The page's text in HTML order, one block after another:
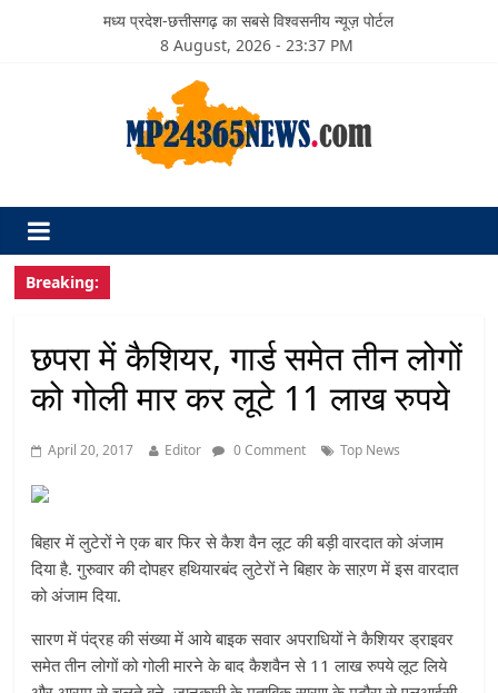
मध्य प्रदेश-छत्तीसगढ़ का सबसे विश्वसनीय न्यूज़ पोर्टल
8 August, 2026 - 23:37 PM
Breaking:
छपरा में कैशियर, गार्ड समेत तीन लोगों
को गोली मार कर लूटे 11 लाख रुपये
April 20, 2017 Editor 0 Comment Top News
बिहार में लुटेरों ने एक बार फिर से कैश वैन लूट की बड़ी वारदात को अंजाम
दिया है. गुरुवार की दोपहर हथियारबंद लुटेरों ने बिहार के साऱण में इस वारदात
को अंजाम दिया.
सारण में पंद्रह की संख्या में आये बाइक सवार अपराधियों ने कैशियर ड्राइवर
समेत तीन लोगों को गोली मारने के बाद कैशवैन से 11 लाख रुपये लूट लिये